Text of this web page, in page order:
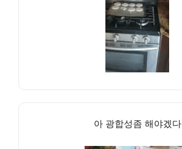
아 광합성좀 해야겠다